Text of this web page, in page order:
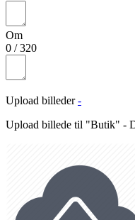
Om
0 /320
Upload billeder -
Upload billede til "Butik" -